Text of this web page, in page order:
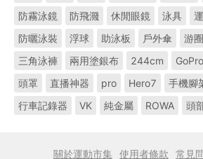
防霧泳鏡
防飛濺 休閒眼鏡 泳具
防曬泳裝
浮球 助泳板 戶外傘 游圈
三角泳褲
兩用塗銀布 244cm
頭罩
直播神器 pro Hero7 手機腳
行車記錄器
VK 純金屬 ROWA 頭
關於運動市集 使用者條款 常見